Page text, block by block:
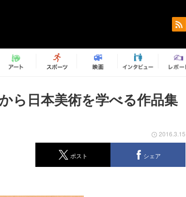
ら日本美術を学べる作品集
2016.3.15
ポスト シェア